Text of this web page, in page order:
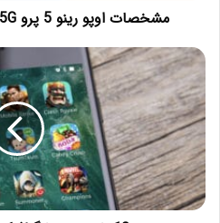
مشخصات اوپو رینو 5 پرو 5G قبل از عرضه تایید شد